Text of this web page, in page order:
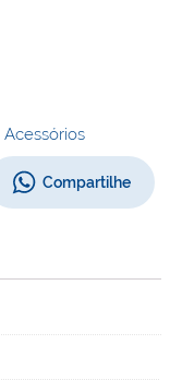
Acessórios
Compartilhe